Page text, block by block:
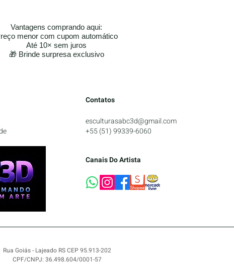
Vantagens comprando aqui:
menor com cupom automático
Até 10× sem juros
🎁 Brinde surpresa exclusivo
Contatos
esculturasabc3d@gmail.com
+55 (51) 99339-6060
Canais Do Artista
Rua Goiás - Lajeado RS CEP 95.913-202
CPF/CNPJ: 36.498.604/0001-57